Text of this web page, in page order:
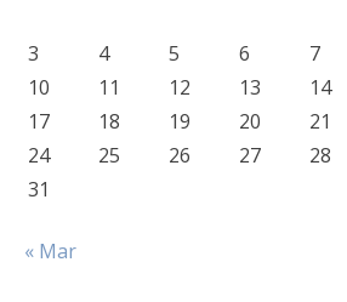
3
4 5 6 7
10
11 12 13 14
17
18 19 20 21
24
25 26 27 28
31
« Mar